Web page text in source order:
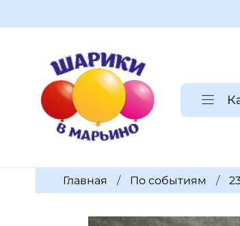
Главная По событиям